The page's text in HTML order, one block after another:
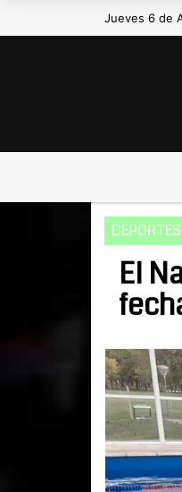
Jueves 6 de
DEPORTES
El